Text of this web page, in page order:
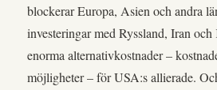
blockerar Europa, Asien och andra
investeringar med Ryssland, Iran
enorma alternativkostnader –
möjligheter – för USA:s allierade.